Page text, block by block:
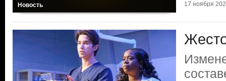
Новость 17 ноября